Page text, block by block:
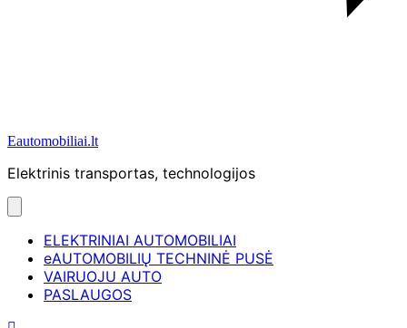
Eautomobiliai.lt
Elektrinis transportas, technologijos
ELEKTRINIAI AUTOMOBILIAI
eAUTOMOBILIŲ TECHNINĖ PUSĖ
VAIRUOJU AUTO
PASLAUGOS